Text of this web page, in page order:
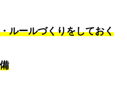
ルールづくりをしておく